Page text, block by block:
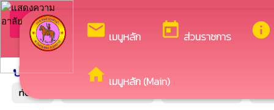
mail เมนูหลัก today ส่วนราชการ info
home เมนูหลัก (Main)
arrow_back_ios กลับเมนูหลัก ยินดี
ประกาศจัดซื้อจัดจ้างระบบ egp
ทั้งหมด